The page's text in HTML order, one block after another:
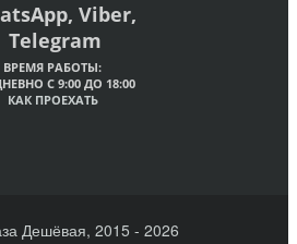
Viber,
Telegram
ВРЕМЯ РАБОТЫ:
С 9:00 ДО 18:00
КАК ПРОЕХАТЬ
Дешёвая, 2015 - 2026